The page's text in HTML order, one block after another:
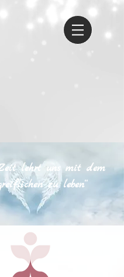
lehrt uns mit dem
zu leben“